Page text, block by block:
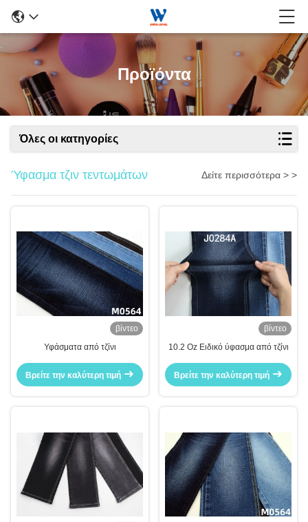
Προϊόντα
Όλες οι κατηγορίες
Ύφασμα τζιν τεντωμάτων Δείτε περισσότερα > >
βίντεο
Υφάσματα από τζίνι
Βρείτε την καλύτερη τιμή
βίντεο
10.2 Oz Ειδικό ύφασμα από τζίνι
Βρείτε την καλύτερη τιμή